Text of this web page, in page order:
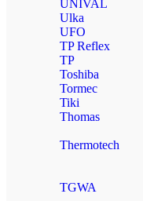
UNIVAL
Ulka
UFO
TP Reflex
TP
Toshiba
Tormec
Tiki
Thomas
Thermotech
TGWA